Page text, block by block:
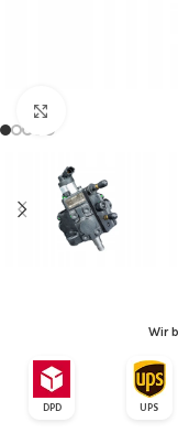
Wir
DPD UPS